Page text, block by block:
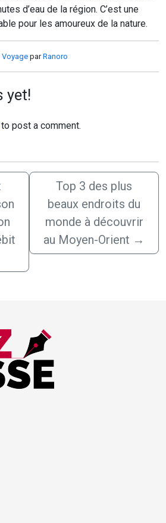
d’eau de la région. C’est une
pour les amoureux de la nature.
Voyage parRanoro
yet!
to post a comment.
Top 3 des plus
beaux endroits du
monde à découvrir
au Moyen-Orient →